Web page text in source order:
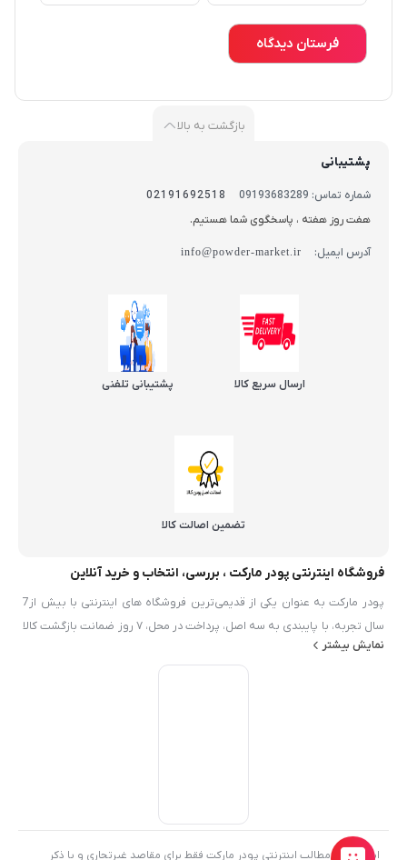
بازگشت به بالا
پشتیبانی
شماره تماس: 09193683289
02191692518
هفت روز هفته ، پاسخگوی شما هستیم.
آدرس ایمیل: info@powder-market.ir
ارسال سریع کالا پشتیبانی تلفنی
تضمین اصالت کالا
فروشگاه اینترنتی پودر مارکت ، بررسی، انتخاب و خرید آنلاین
پودر مارکت به عنوان یکی از قدیمی‌ترین فروشگاه های اینترنتی با بیش از7
سال تجربه، با پایبندی به سه اصل، پرداخت در محل، ۷ روز ضمانت بازگشت کالا
و تضمین اصل‌بودن کالا موفق شده تا همگام با فروشگاه‌های معتبر ايران، به
بزرگ‌ترین فروشگاه اینترنتی ایران تبدیل شود. به محض ورود به سایت پودر
نمایش بیشتر
استفاده از مطالب اینترنتی پودر مارکت فقط برای مقاصد غیرتجاری و با ذکر